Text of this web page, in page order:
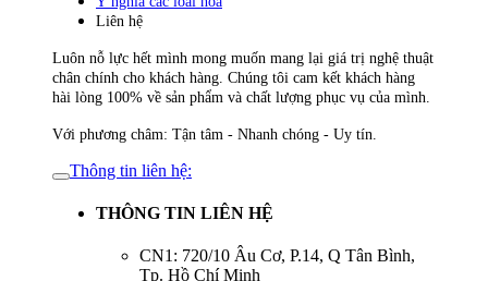
Liên hệ
Luôn nỗ lực hết mình mong muốn mang lại giá trị nghệ thuật
chân chính cho khách hàng. Chúng tôi cam kết khách hàng
hài lòng 100% về sản phẩm và chất lượng phục vụ của mình.
Với phương châm: Tận tâm - Nhanh chóng - Uy tín.
Thông tin liên hệ:
THÔNG TIN LIÊN HỆ
CN1: 720/10 Âu Cơ, P.14, Q Tân Bình,
Tp. Hồ Chí Minh